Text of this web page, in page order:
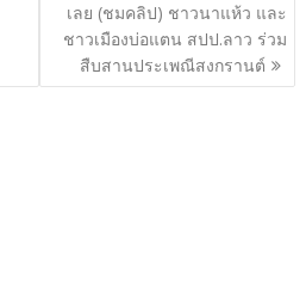
เลย (ชมคลิป) ชาวนาแห้ว และ
ชาวเมืองบ่อแตน สปป.ลาว ร่วม
สืบสานประเพณีสงกรานต์